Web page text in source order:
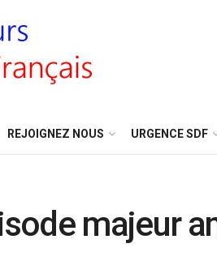
REJOIGNEZ NOUS URGENCE SDF
majeur